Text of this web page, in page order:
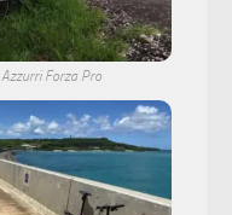
Azzurri Forza Pro